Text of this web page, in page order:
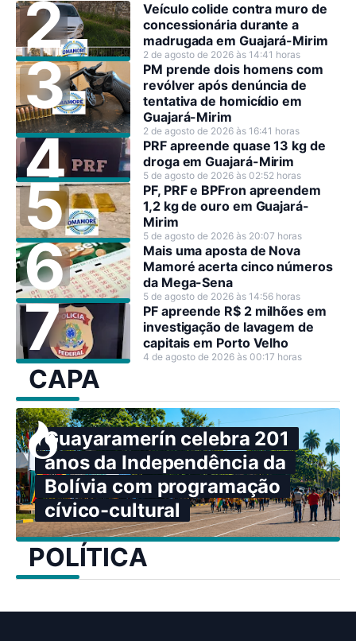
Veículo colide contra muro de
concessionária durante a
madrugada em Guajará-Mirim
2 de agosto de 2026 às 14:41 horas
PM prende dois homens com
revólver após denúncia de
tentativa de homicídio em
Guajará-Mirim
2 de agosto de 2026 às 16:41 horas
PRF apreende quase 13 kg de
droga em Guajará-Mirim
5 de agosto de 2026 às 02:52 horas
PF, PRF e BPFron apreendem
1,2 kg de ouro em Guajará-
Mirim
5 de agosto de 2026 às 20:07 horas
Mais uma aposta de Nova
Mamoré acerta cinco números
da Mega-Sena
5 de agosto de 2026 às 14:56 horas
PF apreende R$ 2 milhões em
investigação de lavagem de
capitais em Porto Velho
4 de agosto de 2026 às 00:17 horas
CAPA
Guayaramerín celebra 201
anos da Independência da
Bolívia com programação
cívico-cultural
POLÍTICA